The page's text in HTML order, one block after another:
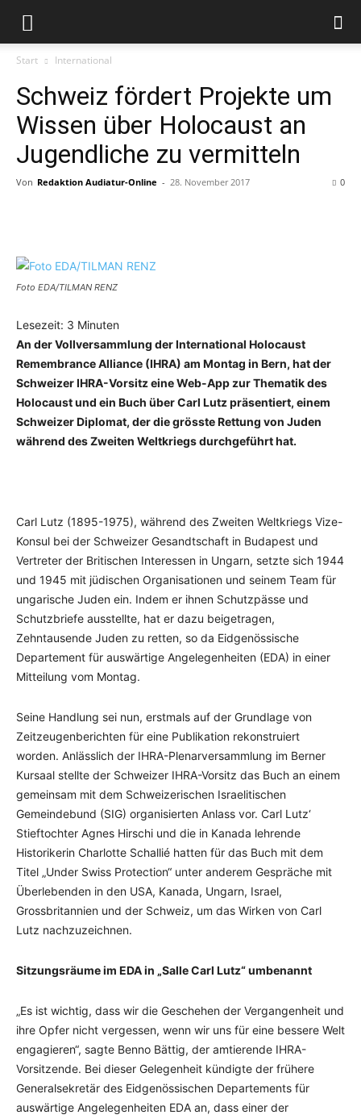
Start International
Schweiz fördert Projekte um
Wissen über Holocaust an
Jugendliche zu vermitteln
Von Redaktion Audiatur-Online - 28. November 2017 0
Foto EDA/TILMAN RENZ
Lesezeit: 3 Minuten
An der Vollversammlung der International Holocaust
Remembrance Alliance (IHRA) am Montag in Bern, hat der
Schweizer IHRA-Vorsitz eine Web-App zur Thematik des
Holocaust und ein Buch über Carl Lutz präsentiert, einem
Schweizer Diplomat, der die grösste Rettung von Juden
während des Zweiten Weltkriegs durchgeführt hat.
Carl Lutz (1895-1975), während des Zweiten Weltkriegs Vize-
Konsul bei der Schweizer Gesandtschaft in Budapest und
Vertreter der Britischen Interessen in Ungarn, setzte sich 1944
und 1945 mit jüdischen Organisationen und seinem Team für
ungarische Juden ein. Indem er ihnen Schutzpässe und
Schutzbriefe ausstellte, hat er dazu beigetragen,
Zehntausende Juden zu retten, so da Eidgenössische
Departement für auswärtige Angelegenheiten (EDA) in einer
Mitteilung vom Montag.
Seine Handlung sei nun, erstmals auf der Grundlage von
Zeitzeugenberichten für eine Publikation rekonstruiert
worden. Anlässlich der IHRA-Plenarversammlung im Berner
Kursaal stellte der Schweizer IHRA-Vorsitz das Buch an einem
gemeinsam mit dem Schweizerischen Israelitischen
Gemeindebund (SIG) organisierten Anlass vor. Carl Lutz‘
Stieftochter Agnes Hirschi und die in Kanada lehrende
Historikerin Charlotte Schallié hatten für das Buch mit dem
Titel „Under Swiss Protection“ unter anderem Gespräche mit
Überlebenden in den USA, Kanada, Ungarn, Israel,
Grossbritannien und der Schweiz, um das Wirken von Carl
Lutz nachzuzeichnen.
Sitzungsräume im EDA in „Salle Carl Lutz“ umbenannt
„Es ist wichtig, dass wir die Geschehen der Vergangenheit und
ihre Opfer nicht vergessen, wenn wir uns für eine bessere Welt
engagieren“, sagte Benno Bättig, der amtierende IHRA-
Vorsitzende. Bei dieser Gelegenheit kündigte der frühere
Generalsekretär des Eidgenössischen Departements für
auswärtige Angelegenheiten EDA an, dass einer der